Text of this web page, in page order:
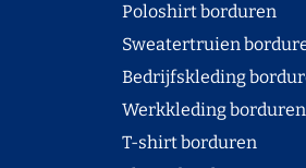
Poloshirt
Sweatertruien
Bedrijfskleding
Werkkleding borduren
T-shirt borduren